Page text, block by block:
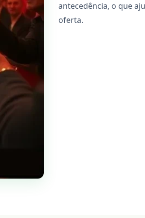
antecedência, o que
oferta.